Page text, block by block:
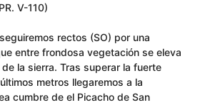
V­-110)
rectos (SO) por una
entre frondosa vegetación se eleva
la sierra. Tras superar la fuerte
metros llegaremos a la
cumbre de el Picacho de San